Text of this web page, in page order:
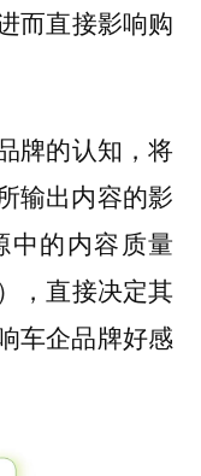
而直接影响购
牌的认知，将
输出内容的影
中的内容质量
，直接决定其
车企品牌好感